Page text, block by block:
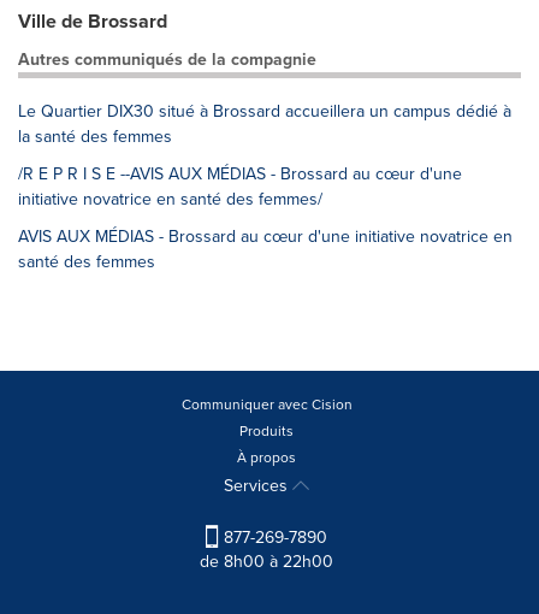
Ville de Brossard
Autres communiqués de la compagnie
Le Quartier DIX30 situé à Brossard accueillera un campus dédié à
la santé des femmes
/R E P R I S E --AVIS AUX MÉDIAS - Brossard au cœur d'une
initiative novatrice en santé des femmes/
AVIS AUX MÉDIAS - Brossard au cœur d'une initiative novatrice en
santé des femmes
Communiquer avec Cision
Produits
À propos
Services
877-269-7890
de 8h00 à 22h00